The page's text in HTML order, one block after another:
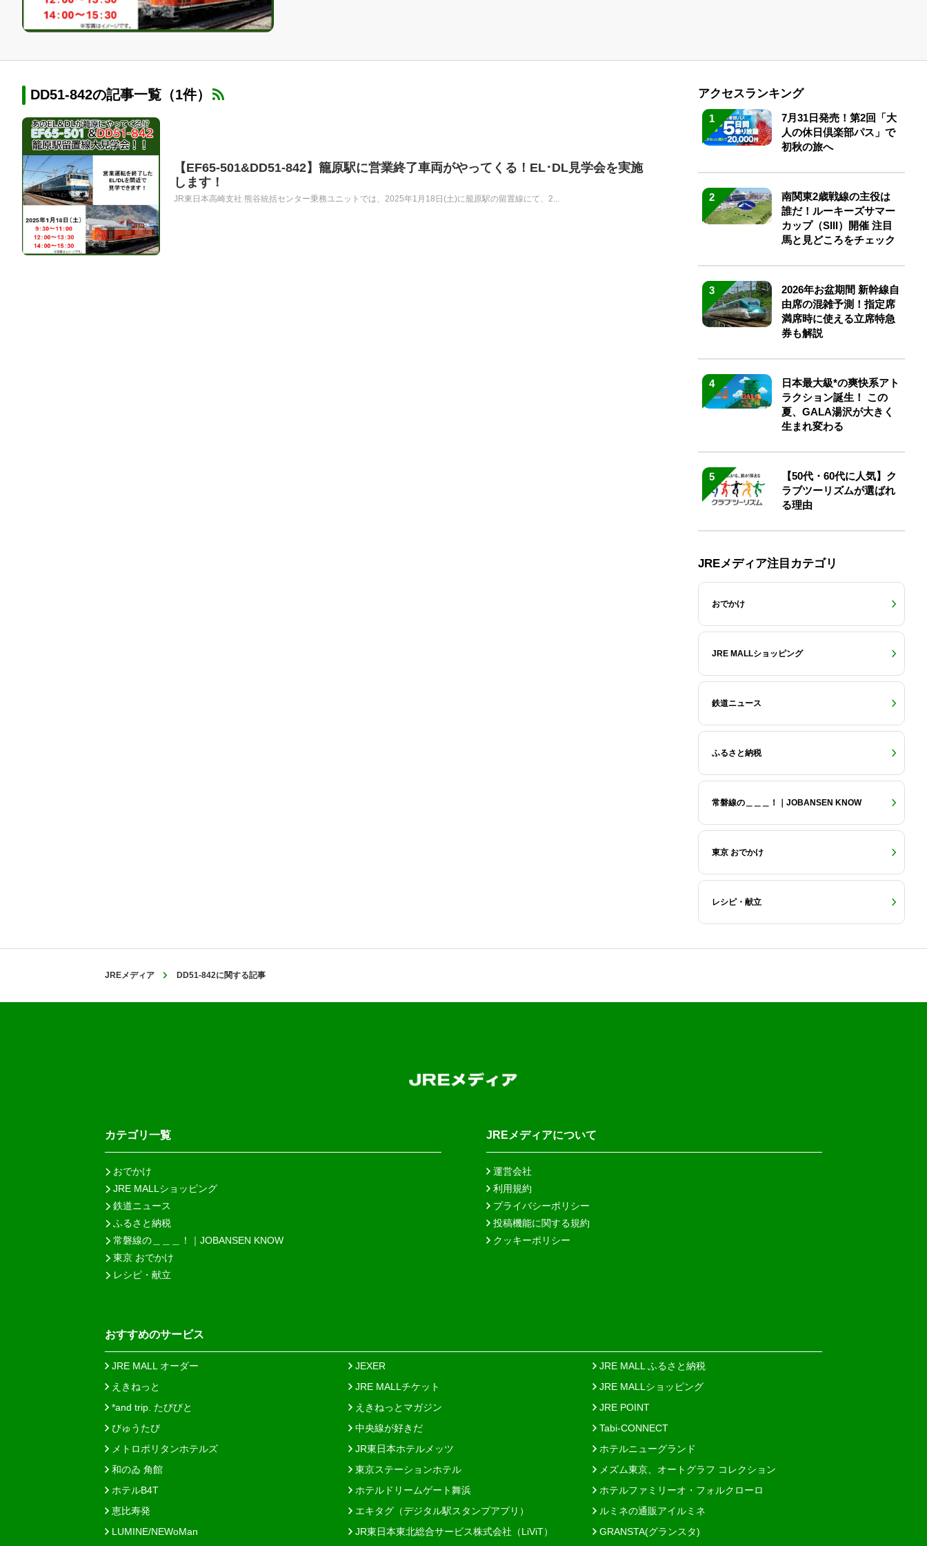
DD51-842の記事一覧（1件）
【EF65-501&DD51-842】籠原駅に営業終了車両がやってくる！EL･DL見学会を実施
します！
JR東日本高崎支社 熊谷統括センター乗務ユニットでは、2025年1月18日(土)に籠原駅の留置線にて、2...
アクセスランキング
1
7月31日発売！第2回「大
人の休日倶楽部パス」で
初秋の旅へ
2
南関東2歳戦線の主役は
誰だ！ルーキーズサマー
カップ（SIII）開催 注目
馬と見どころをチェック
3
2026年お盆期間 新幹線自
由席の混雑予測！指定席
満席時に使える立席特急
券も解説
4
日本最大級*の爽快系アト
ラクション誕生！ この
夏、GALA湯沢が大きく
生まれ変わる
5
【50代・60代に人気】ク
ラブツーリズムが選ばれ
る理由
JREメディア注目カテゴリ
おでかけ
JRE MALLショッピング
鉄道ニュース
ふるさと納税
常磐線の＿＿＿！｜JOBANSEN KNOW
東京 おでかけ
レシピ・献立
JREメディア DD51-842に関する記事
カテゴリ一覧
おでかけ
JRE MALLショッピング
鉄道ニュース
ふるさと納税
常磐線の＿＿＿！｜JOBANSEN KNOW
東京 おでかけ
レシピ・献立
JREメディアについて
運営会社
利用規約
プライバシーポリシー
投稿機能に関する規約
クッキーポリシー
おすすめのサービス
JRE MALL オーダー JEXER
JRE MALL ふるさと納税
えきねっと
JRE MALLチケット
JRE MALLショッピング
*and trip. たびびと
えきねっとマガジン
JRE POINT
びゅうたび
中央線が好きだ
Tabi-CONNECT
メトロポリタンホテルズ
JR東日本ホテルメッツ
ホテルニューグランド
和のゐ 角館
東京ステーションホテル
メズム東京、オートグラフ コレクション
ホテルB4T
ホテルドリームゲート舞浜
ホテルファミリーオ・フォルクローロ
恵比寿発
エキタグ（デジタル駅スタンプアプリ）
ルミネの通販アイルミネ
LUMINE/NEWoMan
JR東日本東北総合サービス株式会社（LiViT） GRANSTA(グランスタ)